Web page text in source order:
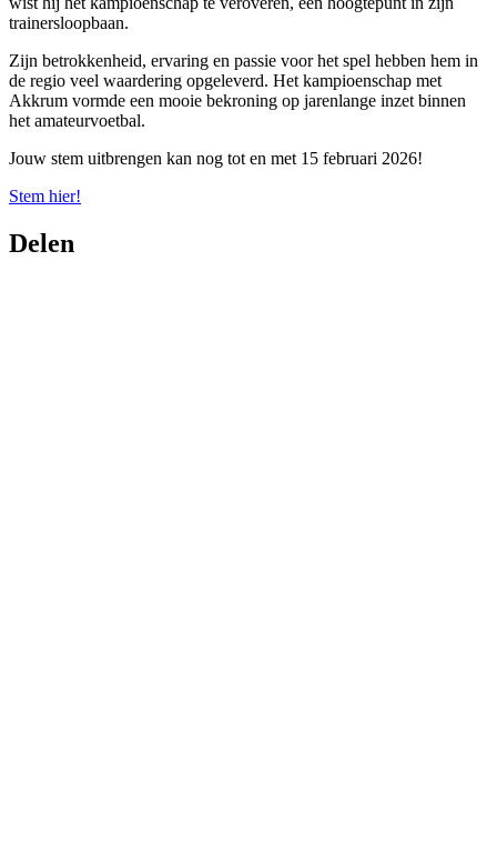
trainersloopbaan.
Zijn betrokkenheid, ervaring en passie voor het spel hebben hem in
de regio veel waardering opgeleverd. Het kampioenschap met
Akkrum vormde een mooie bekroning op jarenlange inzet binnen
het amateurvoetbal.
Jouw stem uitbrengen kan nog tot en met 15 februari 2026!
Stem hier!
Delen